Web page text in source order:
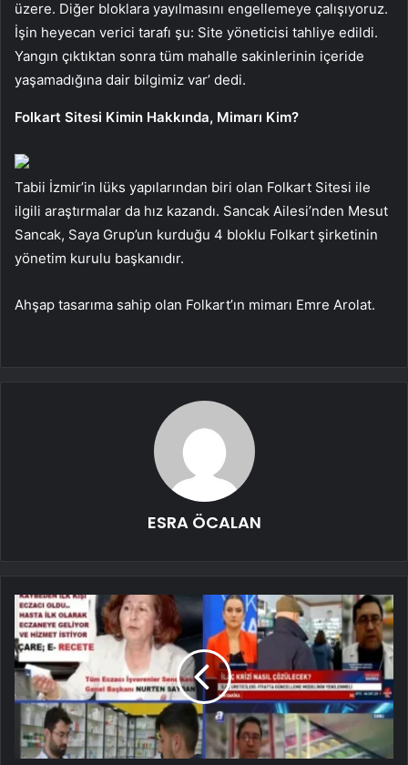
üzere. Diğer bloklara yayılmasını engellemeye çalışıyoruz.
İşin heyecan verici tarafı şu: Site yöneticisi tahliye edildi.
Yangın çıktıktan sonra tüm mahalle sakinlerinin içeride
yaşamadığına dair bilgimiz var’ dedi.
Folkart Sitesi Kimin Hakkında, Mimarı Kim?
Tabii İzmir’in lüks yapılarından biri olan Folkart Sitesi ile
ilgili araştırmalar da hız kazandı. Sancak Ailesi’nden Mesut
Sancak, Saya Grup’un kurduğu 4 bloklu Folkart şirketinin
yönetim kurulu başkanıdır.
Ahşap tasarıma sahip olan Folkart’ın mimarı Emre Arolat.
ESRA ÖCALAN